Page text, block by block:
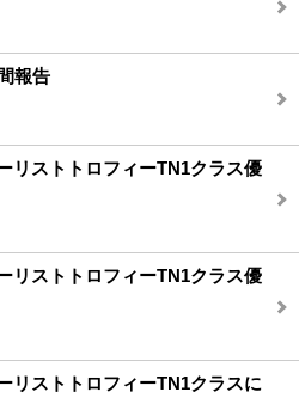
報告
リストトロフィーTN1クラス優
リストトロフィーTN1クラス優
リストトロフィーTN1クラスに